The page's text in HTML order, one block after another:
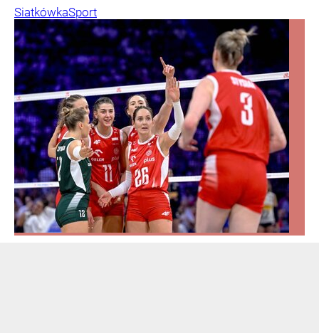
SiatkówkaSport